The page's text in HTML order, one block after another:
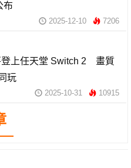
布
2025-12-10 7206
登上任天堂 Switch 2 畫質
玩
2025-10-31 10915